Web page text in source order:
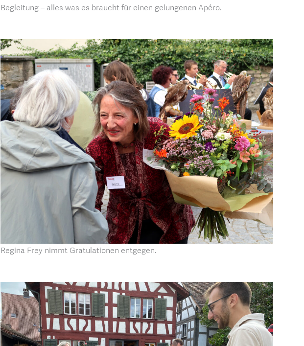
Begleitung – alles was es braucht für einen gelungenen Apéro.
Regina Frey nimmt Gratulationen entgegen.